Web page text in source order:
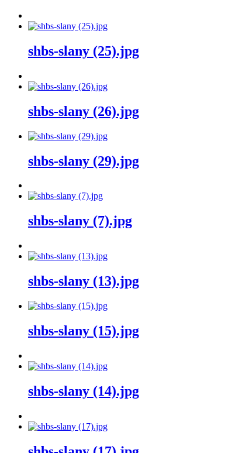
shbs-slany (25).jpg
shbs-slany (26).jpg
shbs-slany (29).jpg
shbs-slany (7).jpg
shbs-slany (13).jpg
shbs-slany (15).jpg
shbs-slany (14).jpg